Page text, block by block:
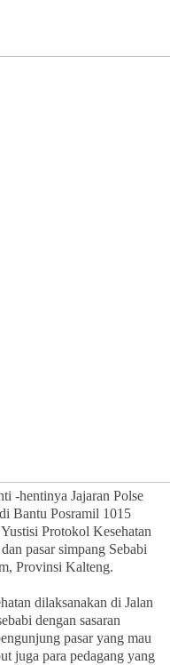
-hentinya Jajaran Polse
Bantu Posramil 1015
Protokol Kesehatan
pasar simpang Sebabi
Provinsi Kalteng.
dilaksanakan di Jalan
dengan sasaran
pasar yang mau
juga para pedagang yang